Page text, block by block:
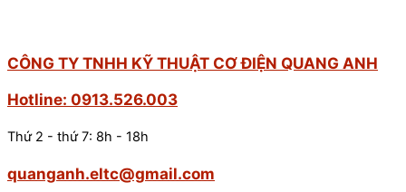
CÔNG TY TNHH KỸ THUẬT CƠ ĐIỆN QUANG ANH
Hotline: 0913.526.003
Thứ 2 - thứ 7: 8h - 18h
quanganh.eltc@gmail.com